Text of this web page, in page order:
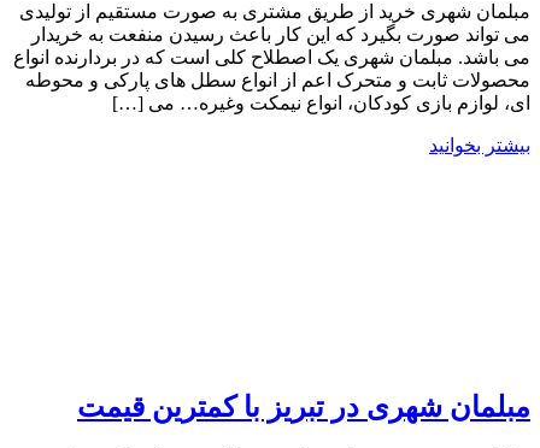
مبلمان شهری خرید از طریق مشتری به صورت مستقیم از تولیدی
می تواند صورت بگیرد که این کار باعث رسیدن منفعت به خریدار
می باشد. مبلمان شهری یک اصطلاح کلی است که در بردارنده انواع
محصولات ثابت و متحرک اعم از انواع سطل های پارکی و محوطه
ای، لوازم بازی کودکان، انواع نیمکت وغیره… می […]
بیشتر بخوانید
مبلمان شهری در تبریز با کمترین قیمت